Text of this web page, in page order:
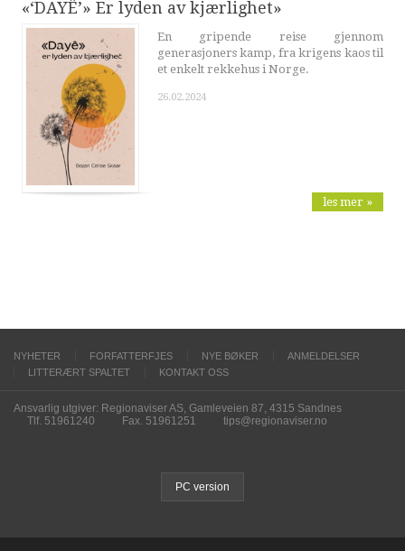
«‘DAYÊ’» Er lyden av kjærlighet»
En gripende reise gjennom
generasjoners kamp, fra krigens kaos til
et enkelt rekkehus i Norge.
26.02.2024
les mer »
NYHETER FORFATTERFJES NYE BØKER
ANMELDELSER
LITTERÆRT SPALTET
KONTAKT OSS
Ansvarlig utgiver: Regionaviser AS, Gamleveien 87, 4315 Sandnes
Tlf. 51961240
Fax. 51961251 tips@regionaviser.no
PC version